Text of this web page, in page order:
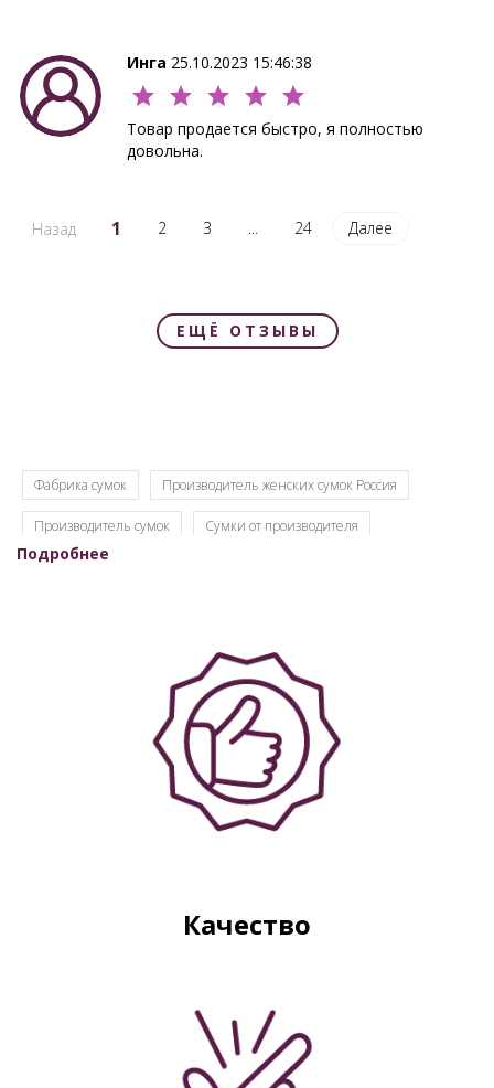
Инга 25.10.2023 15:46:38
Товар продается быстро, я полностью
довольна.
Назад 1 2 3 ... 24 Далее
ЕЩЁ ОТЗЫВЫ
Фабрика сумок Производитель женских сумок Россия
Производитель сумок Сумки от производителя
Сумки оптом от производителя
Российская фабрика сумок оптом
Российские сумки из натуральной кожи
Фабрики по пошиву рюкзаков в России Оптовая база сумок
Производитель сумок из натуральной кожи в России
Кировская фабрика сумок
Подробнее
Качество